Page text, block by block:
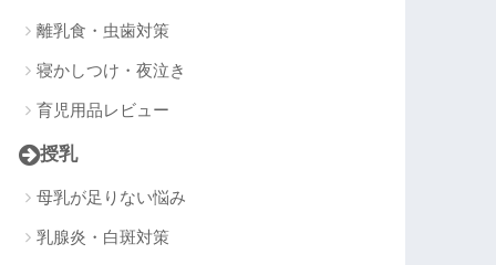
離乳食・虫歯対策
寝かしつけ・夜泣き
育児用品レビュー
授乳
母乳が足りない悩み
乳腺炎・白斑対策